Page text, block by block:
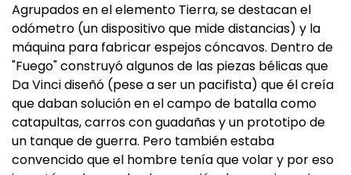
Agrupados en el elemento Tierra, se destacan el
odómetro (un dispositivo que mide distancias) y la
máquina para fabricar espejos cóncavos. Dentro de
"Fuego" construyó algunos de las piezas bélicas que
Da Vinci diseñó (pese a ser un pacifista) que él creía
que daban solución en el campo de batalla como
catapultas, carros con guadañas y un prototipo de
un tanque de guerra. Pero también estaba
convencido que el hombre tenía que volar y por eso